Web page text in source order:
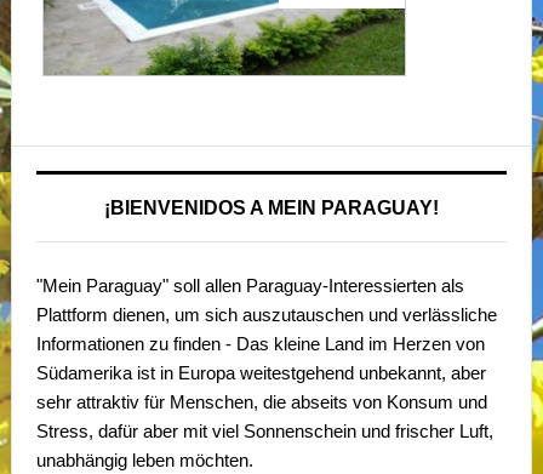
¡BIENVENIDOS A MEIN PARAGUAY!
"Mein Paraguay" soll allen Paraguay-Interessierten als
Plattform dienen, um sich auszutauschen und verlässliche
Informationen zu finden - Das kleine Land im Herzen von
Südamerika ist in Europa weitestgehend unbekannt, aber
sehr attraktiv für Menschen, die abseits von Konsum und
Stress, dafür aber mit viel Sonnenschein und frischer Luft,
unabhängig leben möchten.